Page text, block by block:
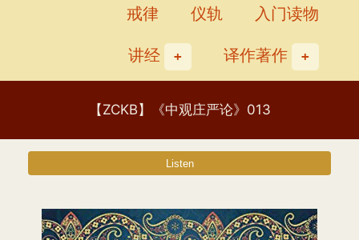
戒律
仪轨
入门读物
讲经
译作著作
【ZCKB】《中观庄严论》013